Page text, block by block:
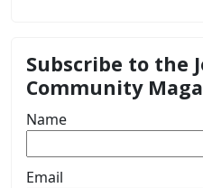
Subscribe to the
Community
Name
Email